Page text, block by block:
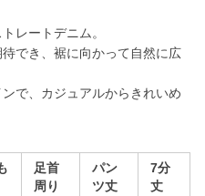
レートデニム。
でき、裾に向かって自然に広
で、カジュアルからきれいめ
足首
周り
パン
ツ丈
7分
丈